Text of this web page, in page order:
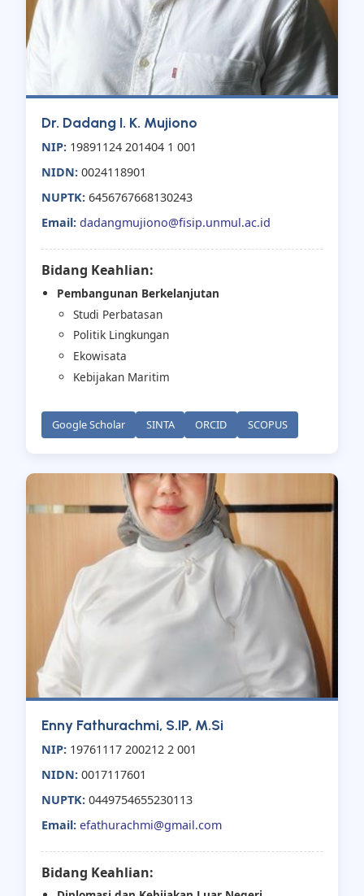
Dr. Dadang I. K. Mujiono
NIP: 19891124 201404 1 001
NIDN: 0024118901
NUPTK: 6456767668130243
Email: dadangmujiono@fisip.unmul.ac.id
Bidang Keahlian:
Pembangunan Berkelanjutan
Studi Perbatasan
Politik Lingkungan
Ekowisata
Kebijakan Maritim
Google Scholar SINTA ORCID SCOPUS
Enny Fathurachmi, S.IP, M.Si
NIP: 19761117 200212 2 001
NIDN: 0017117601
NUPTK: 0449754655230113
Email: efathurachmi@gmail.com
Bidang Keahlian: